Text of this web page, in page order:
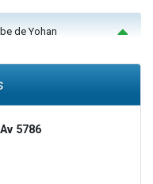
de Yohan
5786